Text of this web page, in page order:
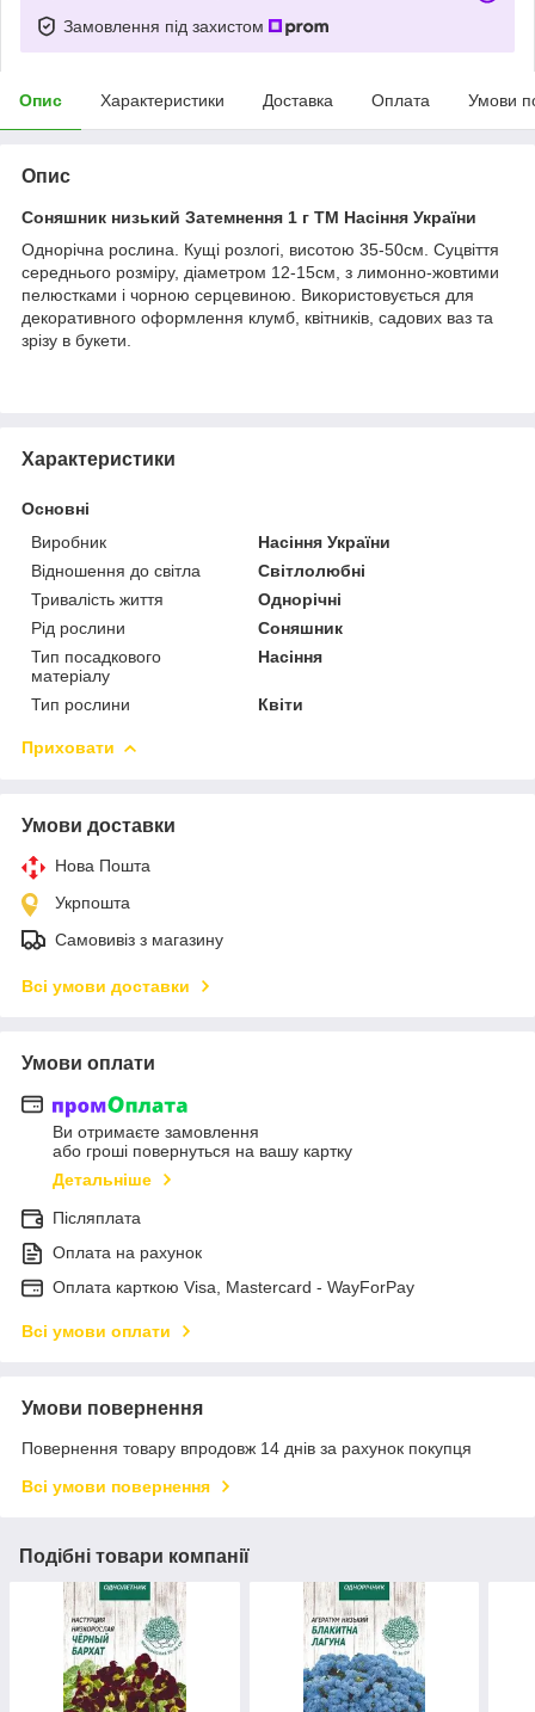
Замовлення під захистом
Опис Характеристики Доставка Оплата Умови
Опис
Соняшник низький Затемнення 1 г ТМ Насіння України
Однорічна рослина. Кущі розлогі, висотою 35-50см. Суцвіття
середнього розміру, діаметром 12-15см, з лимонно-жовтими
пелюстками і чорною серцевиною. Використовується для
декоративного оформлення клумб, квітників, садових ваз та
зрізу в букети.
Характеристики
Основні
Виробник
Насіння України
Відношення до світла
Світлолюбні
Тривалість життя
Однорічні
Рід рослини
Соняшник
Тип посадкового
матеріалу
Насіння
Тип рослини Квіти
Приховати
Умови доставки
Нова Пошта
Укрпошта
Самовивіз з магазину
Всі умови доставки
Умови оплати
Ви отримаєте замовлення
або гроші повернуться на вашу картку
Детальніше
Післяплата
Оплата на рахунок
Оплата карткою Visa, Mastercard - WayForPay
Всі умови оплати
Умови повернення
Повернення товару впродовж 14 днів за рахунок покупця
Всі умови повернення
Подібні товари компанії